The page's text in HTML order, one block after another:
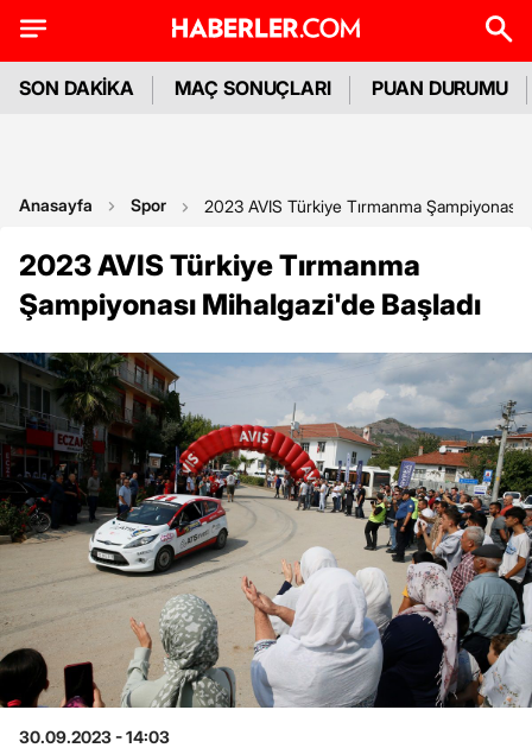
SON DAKİKA MAÇ SONUÇLARI PUAN DURUMU
Anasayfa Spor 2023 AVIS Türkiye Tırmanma Şampiyonası
2023 AVIS Türkiye Tırmanma
Şampiyonası Mihalgazi'de Başladı
30.09.2023 - 14:03